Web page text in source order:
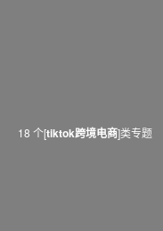
18 个[tiktok跨境电商]类专题